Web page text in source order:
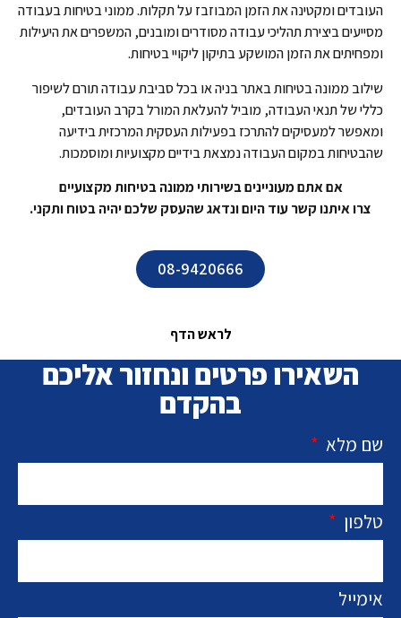
העובדים ומקטינה את הזמן המבוזבז על תקלות. ממוני בטיחות בעבודה
מסייעים ביצירת תהליכי עבודה מסודרים ומובנים, המשפרים את היעילות
ומפחיתים את הזמן המושקע בתיקון ליקויי בטיחות.
שילוב ממונה בטיחות באתר בניה או בכל סביבת עבודה תורם לשיפור
כללי של תנאי העבודה, מוביל להעלאת המורל בקרב העובדים,
ומאפשר למעסיקים להתרכז בפעילות העסקית המרכזית בידיעה
שהבטיחות במקום העבודה נמצאת בידיים מקצועיות ומוסמכות.
אם אתם מעוניינים בשירותי ממונה בטיחות מקצועיים
צרו איתנו קשר עוד היום ונדאג שהעסק שלכם יהיה בטוח ותקני.
08-9420666
לראש הדף
השאירו פרטים ונחזור אליכם
בהקדם
שם מלא
טלפון
אימייל